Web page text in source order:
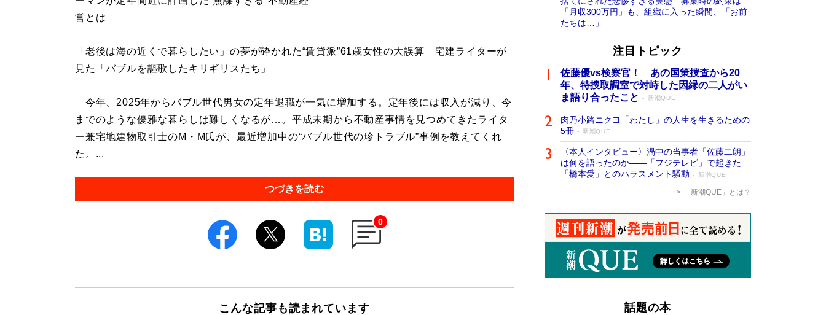
営とは
「老後は海の近くで暮らしたい」の夢が砕かれた“賃貸派”61歳女性の大誤算 宅建ライターが
見た「バブルを謳歌したキリギリスたち」
今年、2025年からバブル世代男女の定年退職が一気に増加する。定年後には収入が減り、今
までのような優雅な暮らしは難しくなるが…。平成末期から不動産事情を見つめてきたライタ
ー兼宅地建物取引士のM・M氏が、最近増加中の“バブル世代の珍トラブル”事例を教えてくれ
た。...
つづきを読む
0
こんな記事も読まれています
「月収300万円」も、組織に入った瞬間、「お前
たちは…」
注目トピック
佐藤優vs検察官！ あの国策捜査から20
年、特捜取調室で対峙した因縁の二人がい
ま語り合ったこと
新潮QUE
肉乃小路ニクヨ「わたし」の人生を生きるための
5冊
新潮QUE
〈本人インタビュー〉渦中の当事者「佐藤二朗」
は何を語ったのか――「フジテレビ」で起きた
「橋本愛」とのハラスメント騒動
新潮QUE
「新潮QUE」とは？
話題の本